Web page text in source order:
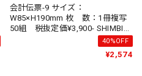
会計伝票-9 サイズ：
W85×H190mm 枚 数：1冊複写
50組 税抜定価¥3,900- SHIMBI
40%OFF
¥2,574